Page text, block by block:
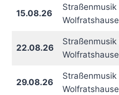
15.08.26
Straßenmusik
22.08.26
Straßenmusik
29.08.26
Straßenmusik